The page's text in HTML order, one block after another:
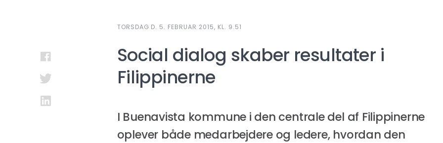
TORSDAG D. 5. FEBRUAR 2015, KL. 9.51
Social dialog skaber resultater i
Filippinerne
I Buenavista kommune i den centrale del af Filippinerne
oplever både medarbejdere og ledere, hvordan den